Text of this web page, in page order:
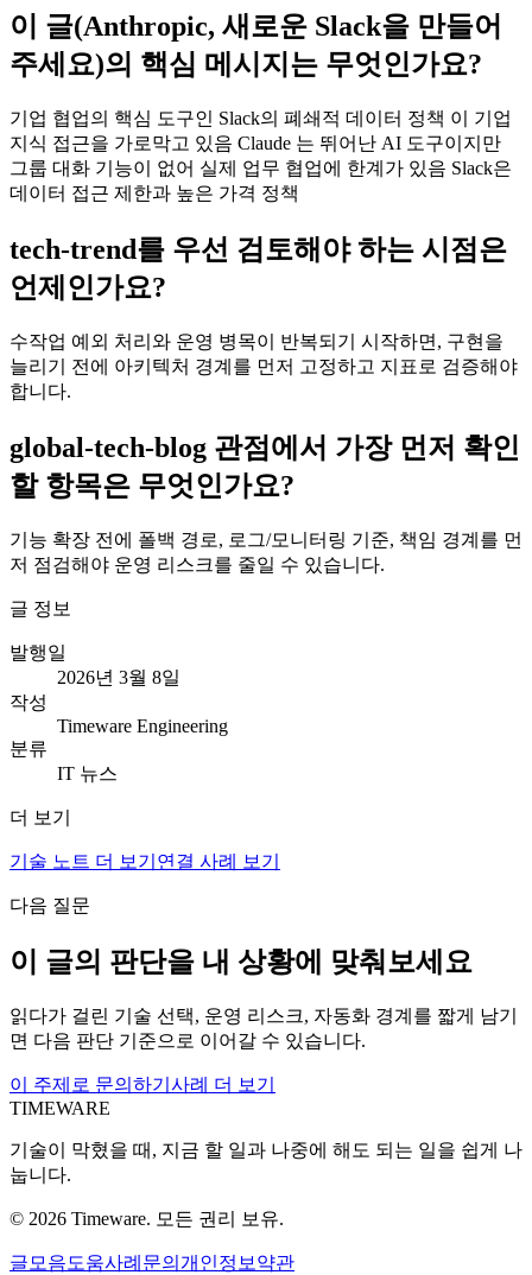
이 글(Anthropic, 새로운 Slack을 만들어
주세요)의 핵심 메시지는 무엇인가요?
기업 협업의 핵심 도구인 Slack의 폐쇄적 데이터 정책 이 기업
지식 접근을 가로막고 있음 Claude 는 뛰어난 AI 도구이지만
그룹 대화 기능이 없어 실제 업무 협업에 한계가 있음 Slack은
데이터 접근 제한과 높은 가격 정책
tech-trend를 우선 검토해야 하는 시점은
언제인가요?
수작업 예외 처리와 운영 병목이 반복되기 시작하면, 구현을
늘리기 전에 아키텍처 경계를 먼저 고정하고 지표로 검증해야
합니다.
global-tech-blog 관점에서 가장 먼저 확인
할 항목은 무엇인가요?
기능 확장 전에 폴백 경로, 로그/모니터링 기준, 책임 경계를 먼
저 점검해야 운영 리스크를 줄일 수 있습니다.
글 정보
발행일
2026년 3월 8일
작성
Timeware Engineering
분류
IT 뉴스
더 보기
기술 노트 더 보기 연결 사례 보기
다음 질문
이 글의 판단을 내 상황에 맞춰보세요
읽다가 걸린 기술 선택, 운영 리스크, 자동화 경계를 짧게 남기
면 다음 판단 기준으로 이어갈 수 있습니다.
이 주제로 문의하기 사례 더 보기
TIMEWARE
기술이 막혔을 때, 지금 할 일과 나중에 해도 되는 일을 쉽게 나
눕니다.
© 2026 Timeware. 모든 권리 보유.
글 모음도움사례 문의 개인정보 약관